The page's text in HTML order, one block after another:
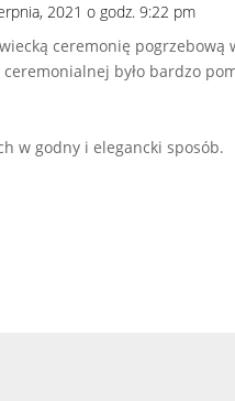
2021 o godz. 9:22 pm
ceremonię pogrzebową
było bardzo
w godny i elegancki sposób.